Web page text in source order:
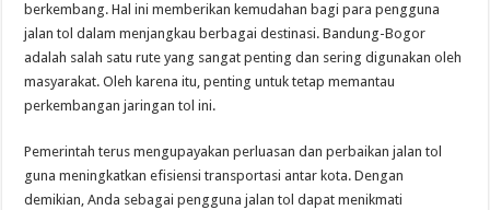
berkembang. Hal ini memberikan kemudahan bagi para pengguna
jalan tol dalam menjangkau berbagai destinasi. Bandung-Bogor
adalah salah satu rute yang sangat penting dan sering digunakan oleh
masyarakat. Oleh karena itu, penting untuk tetap memantau
perkembangan jaringan tol ini.
Pemerintah terus mengupayakan perluasan dan perbaikan jalan tol
guna meningkatkan efisiensi transportasi antar kota. Dengan
demikian, Anda sebagai pengguna jalan tol dapat menikmati